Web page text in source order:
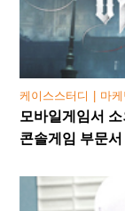
케이스스터디 마
모바일게임서
콘솔게임 부문